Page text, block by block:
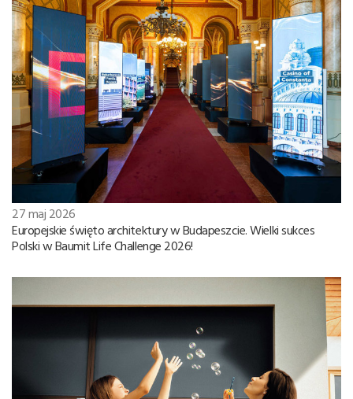
27 maj 2026
Europejskie święto architektury w Budapeszcie. Wielki sukces
Polski w Baumit Life Challenge 2026!